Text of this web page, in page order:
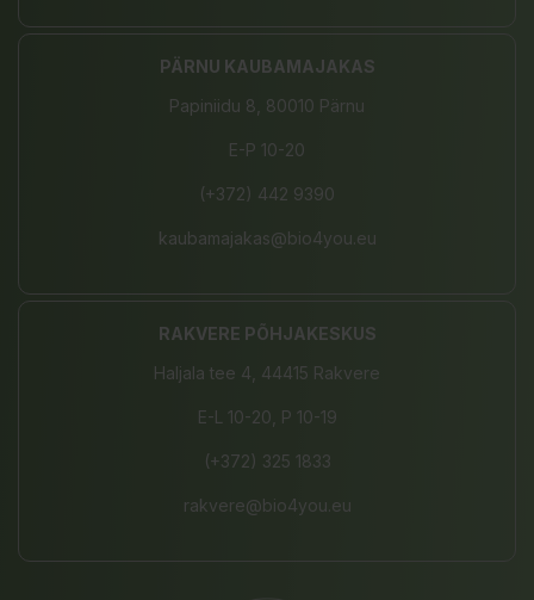
PÄRNU KAUBAMAJAKAS
Papiniidu 8, 80010 Pärnu
E-P 10-20
(+372) 442 9390
kaubamajakas@bio4you.eu
RAKVERE PÕHJAKESKUS
Haljala tee 4, 44415 Rakvere
E-L 10-20, P 10-19
(+372) 325 1833
rakvere@bio4you.eu